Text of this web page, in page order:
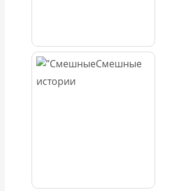
Смешные
истории